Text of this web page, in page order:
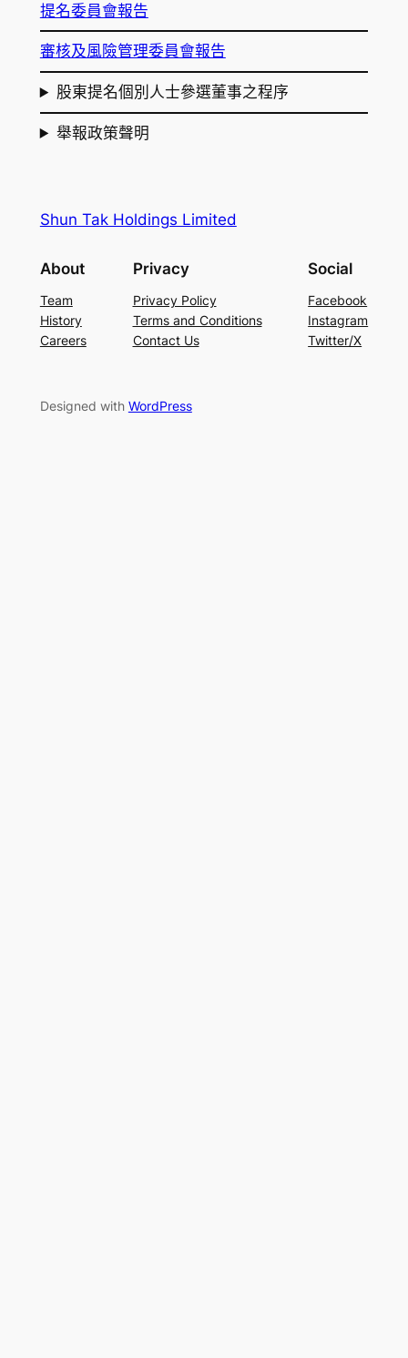
提名委員會報告
審核及風險管理委員會報告
股東提名個別人士參選董事之程序
舉報政策聲明
Shun Tak Holdings Limited
About
Team
History
Careers
Privacy
Privacy Policy
Terms and Conditions
Contact Us
Social
Facebook
Instagram
Twitter/X
Designed with WordPress